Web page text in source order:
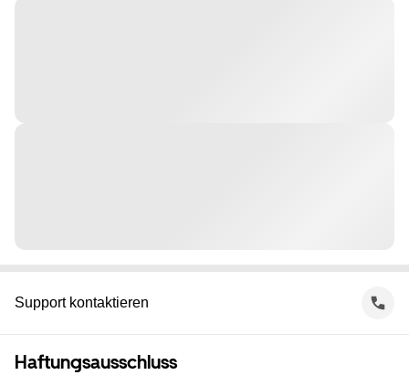
Support kontaktieren
Haftungsausschluss